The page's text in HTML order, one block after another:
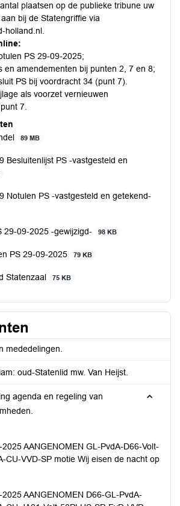
plaatsen op de publieke tribune uw
bij de Statengriffie via
holland.nl.
PS 29-09-2025;
en amendementen bij punten 2, 7 en 8;
PS bij voordracht 34 (punt 7).
als voorzet vernieuwen
7.
89 MB
Besluitenlijst PS -vastgesteld en
Notulen PS -vastgesteld en getekend-
29-09-2025 -gewijzigd- 98 KB
PS 29-09-2025 79 KB
Statenzaal 75 KB
mededelingen.
oud-Statenlid mw. Van Heijst.
agenda en regeling van
2025 AANGENOMEN GL-PvdA-D66-Volt-
CU-VVD-SP motie Wij eisen de nacht op
2025 AANGENOMEN D66-GL-PvdA-